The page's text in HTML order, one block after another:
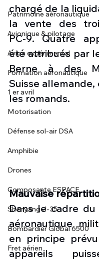
Patrimoine aéronautique
Avionique & pilotage
Avion expérimental
Formation aéronautique
1 er avril
Motorisation
Défense sol-air DSA
Amphibie
Drones
Composante ESPACE
Shenyang J-35
Bombardier Global 6500
Fret aérien
chargé de la
la vente des
PC-9. Quatre
été attribués par
Berne à des
Suisse
les romands.
Mauvaise
Dans le cadre du
aéronautique
en principe
appareils